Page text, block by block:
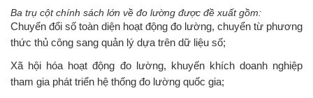
Ba trụ cột chính sách lớn về đo lường được đề xuất gồm:
Chuyển đổi số toàn diện hoạt động đo lường, chuyển từ phương
thức thủ công sang quản lý dựa trên dữ liệu số;
Xã hội hóa hoạt động đo lường, khuyến khích doanh nghiệp
tham gia phát triển hệ thống đo lường quốc gia;